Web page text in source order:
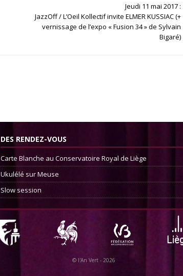
Jeudi 11 mai 2017 :
JazzOff / L’Oeil Kollectif invite ELMER KUSSIAC (+
vernissage de l’expo « Fusion 34 » de Sylvain
Bigaré)
DES RENDEZ-VOUS
Carte Blanche au Conservatoire Royal de Liège
Ukulélé sur Meuse
Slow session
© l'An Vert - 2026